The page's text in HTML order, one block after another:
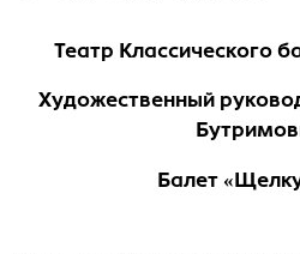
Театр Классического
Художественный
Балет